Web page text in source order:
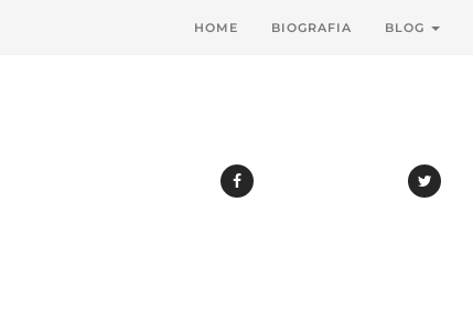
HOME BIOGRAFIA BLOG